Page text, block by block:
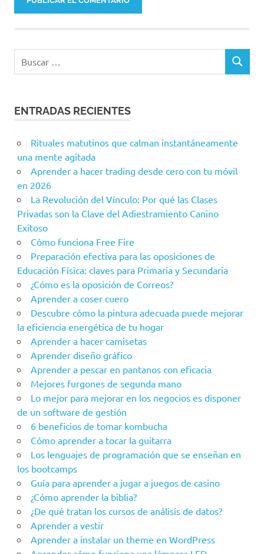
ENTRADAS RECIENTES
Rituales matutinos que calman instantáneamente
una mente agitada
Aprender a hacer trading desde cero con tu móvil
en 2026
La Revolución del Vínculo: Por qué las Clases
Privadas son la Clave del Adiestramiento Canino
Exitoso
Cómo funciona Free Fire
Preparación efectiva para las oposiciones de
Educación Física: claves para Primaria y Secundaria
¿Cómo es la oposición de Correos?
Aprender a coser cuero
Descubre cómo la pintura adecuada puede mejorar
la eficiencia energética de tu hogar
Aprender a hacer camisetas
Aprender diseño gráfico
Aprender a pescar en pantanos con eficacia
Mejores furgones de segunda mano
Lo mejor para mejorar en los negocios es disponer
de un software de gestión
6 beneficios de tomar kombucha
Cómo aprender a tocar la guitarra
Los lenguajes de programación que se enseñan en
los bootcamps
Guía para aprender a jugar a juegos de casino
¿Cómo aprender la biblia?
¿De qué tratan los cursos de análisis de datos?
Aprender a vestir
Aprender a instalar un theme en WordPress